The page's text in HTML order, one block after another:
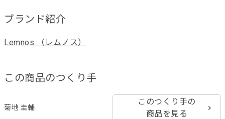
ブランド紹介
Lemnos （レムノス）
この商品のつくり手
菊地 圭輔
このつくり手の
商品を見る